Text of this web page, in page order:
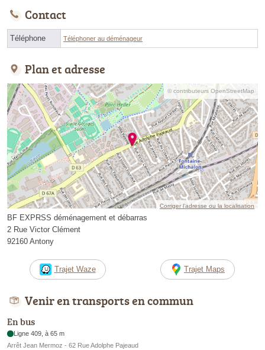
Contact
Téléphone Téléphoner au déménageur
Plan et adresse
© contributeurs OpenStreetMap
Corriger l’adresse ou la localisation
BF EXPRSS déménagement et débarras
2 Rue Victor Clément
92160 Antony
Trajet Waze Trajet Maps
Venir en transports en commun
En bus
Ligne 409, à 65 m
Arrêt Jean Mermoz - 62 Rue Adolphe Pajeaud